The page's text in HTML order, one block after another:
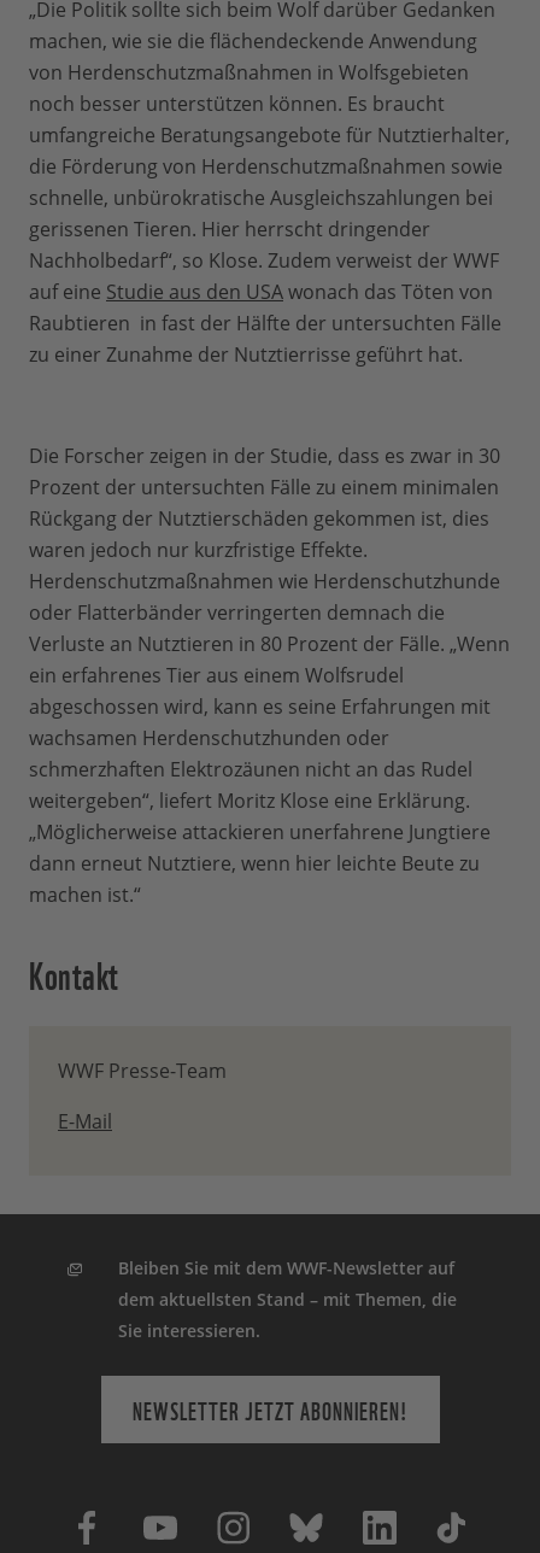
„Die Politik sollte sich beim Wolf darüber Gedanken
machen, wie sie die flächendeckende Anwendung
von Herdenschutzmaßnahmen in Wolfsgebieten
noch besser unterstützen können. Es braucht
umfangreiche Beratungsangebote für Nutztierhalter,
die Förderung von Herdenschutzmaßnahmen sowie
schnelle, unbürokratische Ausgleichszahlungen bei
gerissenen Tieren. Hier herrscht dringender
Nachholbedarf“, so Klose. Zudem verweist der WWF
auf eine Studie aus den USAwonach das Töten von
Raubtieren in fast der Hälfte der untersuchten Fälle
zu einer Zunahme der Nutztierrisse geführt hat.
Die Forscher zeigen in der Studie, dass es zwar in 30
Prozent der untersuchten Fälle zu einem minimalen
Rückgang der Nutztierschäden gekommen ist, dies
waren jedoch nur kurzfristige Effekte.
Herdenschutzmaßnahmen wie Herdenschutzhunde
oder Flatterbänder verringerten demnach die
Verluste an Nutztieren in 80 Prozent der Fälle. „Wenn
ein erfahrenes Tier aus einem Wolfsrudel
abgeschossen wird, kann es seine Erfahrungen mit
wachsamen Herdenschutzhunden oder
schmerzhaften Elektrozäunen nicht an das Rudel
weitergeben“, liefert Moritz Klose eine Erklärung.
„Möglicherweise attackieren unerfahrene Jungtiere
dann erneut Nutztiere, wenn hier leichte Beute zu
machen ist.“
Kontakt
WWF Presse-Team
E-Mail
Bleiben Sie mit dem WWF-Newsletter auf
dem aktuellsten Stand – mit Themen, die
Sie interessieren.
NEWSLETTER JETZT ABONNIEREN!